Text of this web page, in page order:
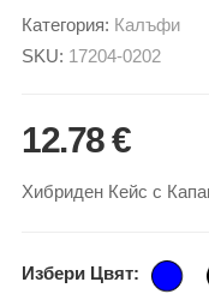
Категория: Калъфи
SKU: 17204-0202
12.78 €
Хибриден Кейс с
Избери Цвят: